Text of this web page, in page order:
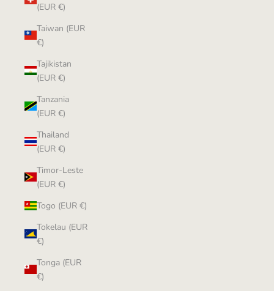
(EUR €)
Taiwan (EUR
€)
Tajikistan
(EUR €)
Tanzania
(EUR €)
Thailand
(EUR €)
Timor-Leste
(EUR €)
Togo (EUR €)
Tokelau (EUR
€)
Tonga (EUR
€)